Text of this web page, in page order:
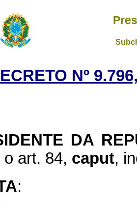
Nº
DA
o art. 84, caput,
: